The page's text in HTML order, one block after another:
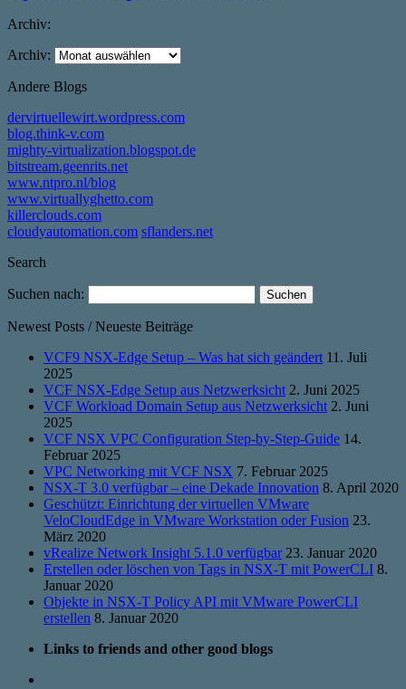
Archiv:
Archiv:
Andere Blogs
dervirtuellewirt.wordpress.com
blog.think-v.com
mighty-virtualization.blogspot.de
bitstream.geenrits.net
www.ntpro.nl/blog
www.virtuallyghetto.com
killerclouds.com
cloudyautomation.com sflanders.net
Search
Suchen nach:
Newest Posts / Neueste Beiträge
VCF9 NSX-Edge Setup – Was hat sich geändert 11. Juli
2025
VCF NSX-Edge Setup aus Netzwerksicht 2. Juni 2025
VCF Workload Domain Setup aus Netzwerksicht 2. Juni
2025
VCF NSX VPC Configuration Step-by-Step-Guide 14.
Februar 2025
VPC Networking mit VCF NSX 7. Februar 2025
NSX-T 3.0 verfügbar – eine Dekade Innovation 8. April 2020
Geschützt: Einrichtung der virtuellen VMware
VeloCloudEdge in VMware Workstation oder Fusion 23.
März 2020
vRealize Network Insight 5.1.0 verfügbar 23. Januar 2020
Erstellen oder löschen von Tags in NSX-T mit PowerCLI 8.
Januar 2020
Objekte in NSX-T Policy API mit VMware PowerCLI
erstellen 8. Januar 2020
Links to friends and other good blogs